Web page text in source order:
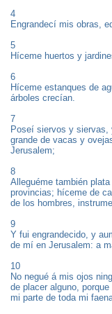
4
Engrandecí mis obras,
5
Híceme huertos y
6
Híceme estanques de
árboles crecían.
7
Poseí siervos y siervas,
grande de vacas y
Jerusalem;
8
Alleguéme también
provincias; híceme de
de los hombres,
9
Y fui engrandecido, y
de mí en Jerusalem: a
10
No negué á mis ojos
de placer alguno,
mi parte de toda mi